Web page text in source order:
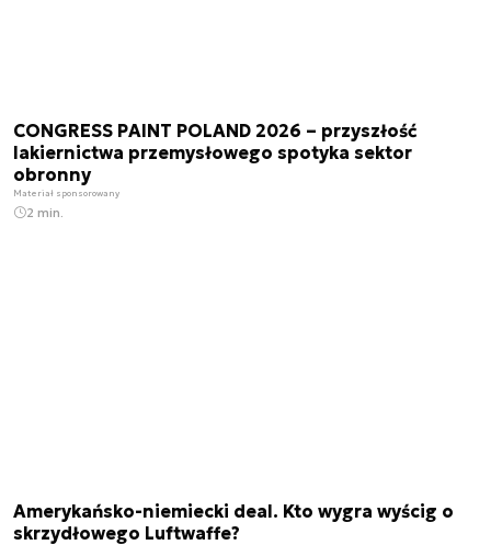
CONGRESS PAINT POLAND 2026 – przyszłość
lakiernictwa przemysłowego spotyka sektor
obronny
Materiał sponsorowany
2 min.
Amerykańsko-niemiecki deal. Kto wygra wyścig o
skrzydłowego Luftwaffe?